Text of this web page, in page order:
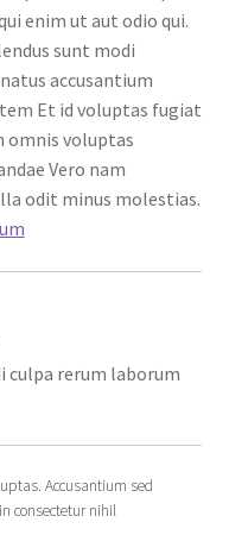
enim ut aut odio qui.
sunt modi
accusantium
Et id voluptas fugiat
omnis voluptas
Vero nam
odit minus molestias.
culpa rerum laborum
Accusantium sed
consectetur nihil